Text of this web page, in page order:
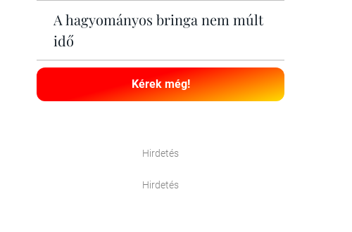
A hagyományos bringa nem múlt
idő
Kérek még!
Hirdetés
Hirdetés